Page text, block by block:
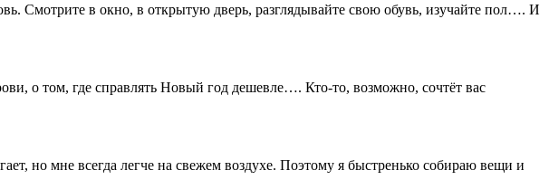
Смотрите в окно, в открытую дверь, разглядывайте свою обувь, изучайте пол…. И
о том, где справлять Новый год дешевле…. Кто-то, возможно, сочтёт вас
но мне всегда легче на свежем воздухе. Поэтому я быстренько собираю вещи и